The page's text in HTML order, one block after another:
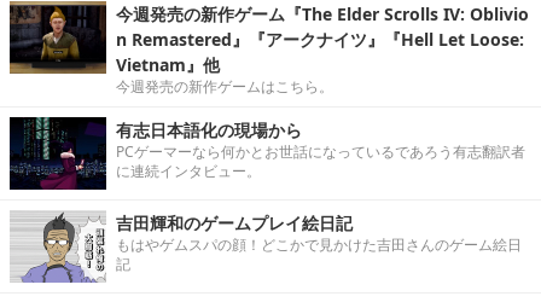
今週発売の新作ゲーム『The Elder Scrolls IV: Oblivio
n Remastered』『アークナイツ』『Hell Let Loose:
Vietnam』他
今週発売の新作ゲームはこちら。
有志日本語化の現場から
PCゲーマーなら何かとお世話になっているであろう有志翻訳者
に連続インタビュー。
吉田輝和のゲームプレイ絵日記
もはやゲムスパの顔！どこかで見かけた吉田さんのゲーム絵日
記